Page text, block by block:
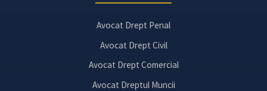
Avocat Drept Penal
Avocat Drept Civil
Avocat Drept Comercial
Avocat Dreptul Muncii